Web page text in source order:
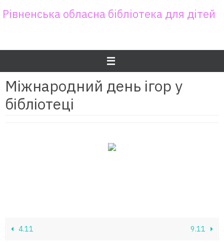
toРівненська обласна бібліотека для дітей
Міжнародний день ігор у
бібліотеці
4.11 9.11